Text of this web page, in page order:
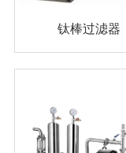
钛棒过滤器